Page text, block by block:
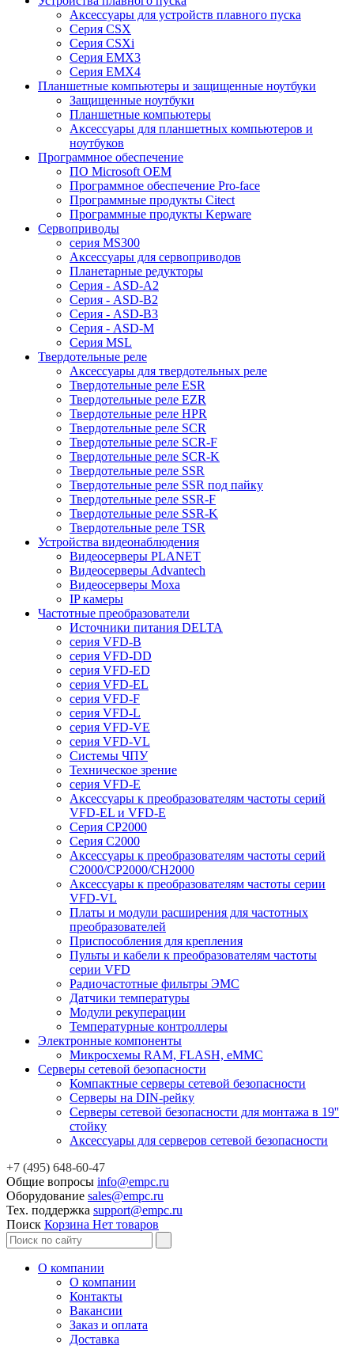
Аксессуары для устройств плавного пуска
Серия CSX
Серия CSXi
Серия EMX3
Серия EMX4
Планшетные компьютеры и защищенные ноутбуки
Защищенные ноутбуки
Планшетные компьютеры
Аксессуары для планшетных компьютеров и
ноутбуков
Программное обеспечение
ПО Microsoft OEM
Программное обеспечение Pro-face
Программные продукты Citect
Программные продукты Kepware
Сервоприводы
серия MS300
Аксессуары для сервоприводов
Планетарные редукторы
Серия - ASD-A2
Серия - ASD-B2
Серия - ASD-B3
Серия - ASD-M
Серия MSL
Твердотельные реле
Аксессуары для твердотельных реле
Твердотельные реле ESR
Твердотельные реле EZR
Твердотельные реле HPR
Твердотельные реле SCR
Твердотельные реле SCR-F
Твердотельные реле SCR-K
Твердотельные реле SSR
Твердотельные реле SSR под пайку
Твердотельные реле SSR-F
Твердотельные реле SSR-K
Твердотельные реле TSR
Устройства видеонаблюдения
Видеосерверы PLANET
Видеосерверы Advantech
Видеосерверы Moxa
IP камеры
Частотные преобразователи
Источники питания DELTA
серия VFD-B
серия VFD-DD
серия VFD-ED
серия VFD-EL
серия VFD-F
серия VFD-L
серия VFD-VE
серия VFD-VL
Системы ЧПУ
Техническое зрение
серия VFD-E
Аксессуары к преобразователям частоты серий
VFD-EL и VFD-E
Серия CP2000
Серия C2000
Аксессуары к преобразователям частоты серий
С2000/CP2000/CH2000
Аксессуары к преобразователям частоты серии
VFD-VL
Платы и модули расширения для частотных
преобразователей
Приспособления для крепления
Пульты и кабели к преобразователям частоты
серии VFD
Радиочастотные фильтры ЭМС
Датчики температуры
Модули рекуперации
Температурные контроллеры
Электронные компоненты
Микросхемы RAM, FLASH, eMMC
Серверы сетевой безопасности
Компактные серверы сетевой безопасности
Серверы на DIN-рейку
Серверы сетевой безопасности для монтажа в 19''
стойку
Аксессуары для серверов сетевой безопасности
+7 (495) 648-60-47
Общие вопросы info@empc.ru
Оборудование sales@empc.ru
Тех. поддержка support@empc.ru
Поиск Корзина Нет товаров
О компании
О компании
Контакты
Вакансии
Заказ и оплата
Доставка